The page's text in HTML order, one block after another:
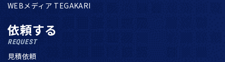
WEBメディア TEGAKARI
依頼する
REQUEST
見積依頼